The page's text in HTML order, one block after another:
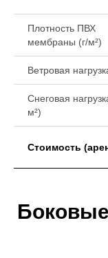
Плотность ПВХ
мембраны (г/м²)
Ветровая
Снеговая
м²)
Стоимость